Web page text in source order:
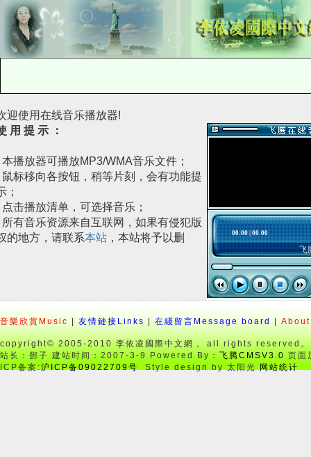
迎使用在线音乐播放器!
用 提 示 ：
本播放器可播放MP3/WMA音乐文件；
鼠标移向各按钮，稍等片刻，会有功能提
；
点击播放清单，可选择音乐；
所有音乐资源来自互联网，如果有侵犯版
的地方，请联系本站 ，本站将予以删
音樂欣賞Music 友情鏈接Links 在綫留言Message board
copyright© 2005-2010 李依凌國際中文網， all rights reserved。
站长：鄧子 建站时间：2007-3-9 Powered By：飞腾CMSV3.0页面
ICP备案:沪ICP备09022709号 Style design by 太阳光 网站统计